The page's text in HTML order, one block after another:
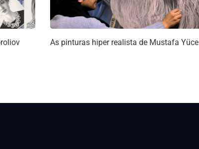
As pinturas hiper realista de Mustafa Yüce